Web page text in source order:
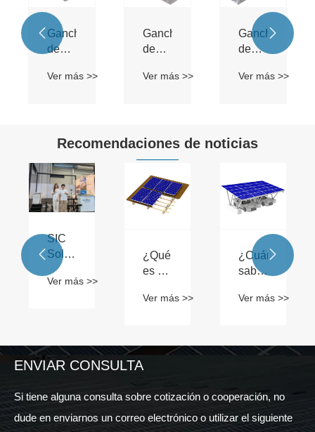
Gancho
de
de
techo
Ver más >>
Gancho
de
torcido
Ver más >>
Gancho
de
de
Ver más >>
 
Recomendaciones de noticias
SIC
Solar
finaliza
con
en el
South
Solar
2024
Ver más >>
¿Qué
es un
solar?
efectivo
se
en un
Ver más >>
¿Cuánto
sabes
las
cochera
Ver más >>
 
ENVIAR CONSULTA
Si tiene alguna consulta sobre cotización o cooperación, no
dude en enviarnos un correo electrónico o utilizar el siguiente